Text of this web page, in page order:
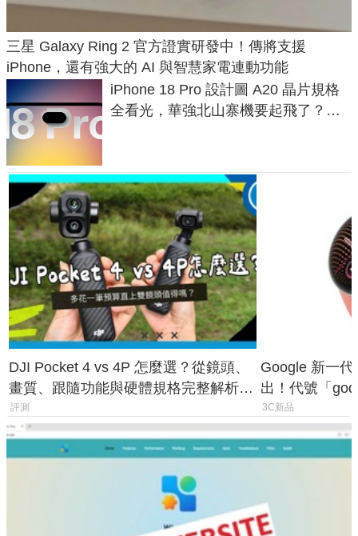
三星 Galaxy Ring 2 官方證實研發中！傳將支援
iPhone，還有強大的 AI 與智慧家電連動功能
iPhone 18 Pro 設計圖 A20 晶片規格
全看光，華強北山寨機要起飛了？專
DJI Pocket 4 vs 4P 怎麼選？從鏡頭、
畫質、跟隨功能與硬體規格完整解析，
一次看懂兩台差異
評測
Google 新一
出！代號「
鎖定 AI 應用
3C新品